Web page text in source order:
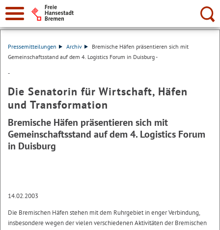
Suche:
Pressemitteilungen Archiv
Bremische Häfen präsentieren sich mit
Gemeinschaftsstand auf dem 4. Logistics Forum in Duisburg -
-
Die Senatorin für Wirtschaft, Häfen
und Transformation
Bremische Häfen präsentieren sich mit
Gemeinschaftsstand auf dem 4. Logistics Forum
in Duisburg
14.02.2003
Die Bremischen Häfen stehen mit dem Ruhrgebiet in enger Verbindung,
insbesondere wegen der vielen verschiedenen Aktivitäten der Bremischen